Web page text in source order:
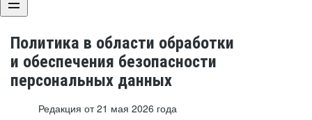
Политика в области обработки
и обеспечения безопасности
персональных данных
Редакция от 21 мая 2026 года